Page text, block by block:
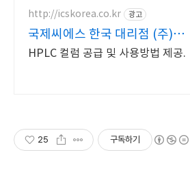
http://icskorea.co.kr 광고
국제씨에스 한국 대리점 (주)국제
씨에스
HPLC 컬럼 공급 및 사용방법 제공.
25 구독하기